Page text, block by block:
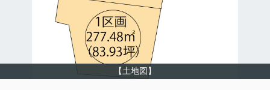
【土地図】